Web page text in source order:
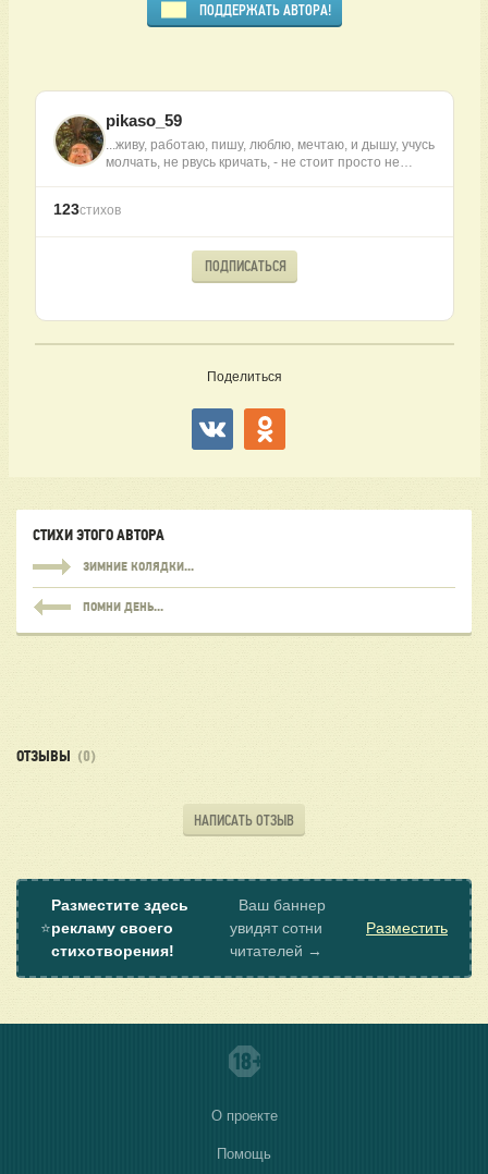
ПОДДЕРЖАТЬ АВТОРА!
pikaso_59
...живу, работаю, пишу, люблю, мечтаю, и дышу, учусь
молчать, не рвусь кричать, - не стоит просто не…
123стихов
ПОДПИСАТЬСЯ
Поделиться
СТИХИ ЭТОГО АВТОРА
ЗИМНИЕ КОЛЯДКИ...
ПОМНИ ДЕНЬ...
ОТЗЫВЫ (0)
НАПИСАТЬ ОТЗЫВ
⭐
Разместите здесь
рекламу своего
стихотворения!
Ваш баннер
увидят сотни
читателей →
Разместить
О проекте
Помощь